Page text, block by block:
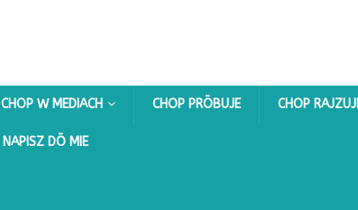
CHOP W MEDIACH CHOP PRŌBUJE CHOP
NAPISZ DŌ MIE